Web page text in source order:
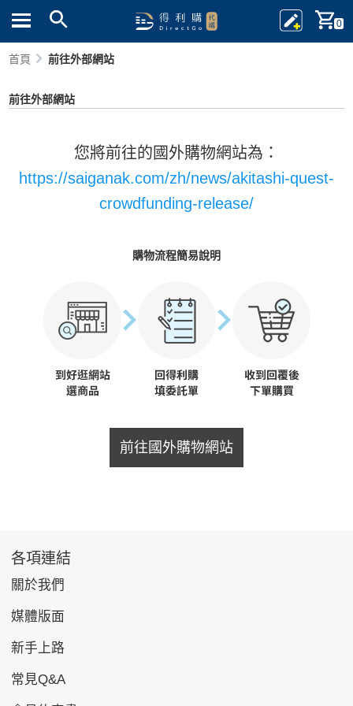
0
首頁 前往外部網站
前往外部網站
您將前往的國外購物網站為：
https://saiganak.com/zh/news/akitashi-quest-
crowdfunding-release/
購物流程簡易說明
前往國外購物網站
各項連結
關於我們
媒體版面
新手上路
常見Q&A